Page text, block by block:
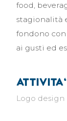
food,
stagionalità
fondono
ai gusti ed
attivita'
Logo design